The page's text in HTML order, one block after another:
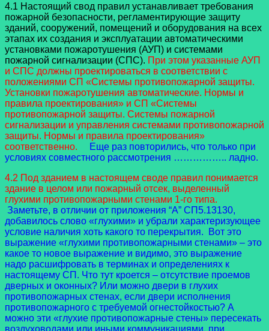
4.1 Настоящий свод правил устанавливает требования
пожарной безопасности, регламентирующие защиту
зданий, сооружений, помещений и оборудования на всех
этапах их создания и эксплуатации автоматическими
установками пожаротушения (АУП) и системами
пожарной сигнализации (СПС). При этом указанные АУП
и СПС должны проектироваться в соответствии с
положениями СП «Системы противопожарной защиты.
Установки пожаротушения автоматические. Нормы и
правила проектирования» и СП «Системы
противопожарной защиты. Системы пожарной
сигнализации и управления системами противопожарной
защиты. Нормы и правила проектирования»
соответственно.
Еще раз повторились, что только при
условиях совместного рассмотрения …………….. ладно.
4.2 Под зданием в настоящем своде правил понимается
здание в целом или пожарный отсек, выделенный
глухими противопожарными стенами 1-го типа.
Заметьте, в отличии от приложения “А” СП5.13130,
добавилось слово «глухими» и убрали характеризующее
условие наличия хоть какого то перекрытия. Вот это
выражение «глухими противопожарными стенами» – это
какое то новое выражение и видимо, это выражение
надо расшифровать в терминах и определениях к
настоящему СП. Что тут кроется – отсутствие проемов
дверных и оконных? Или можно двери в глухих
противопожарных стенах, если двери исполнения
противопожарного с требуемой огнестойкостью? А
можно эти «глухие противопожарные стены» пересекать
воздуховодами или иными коммуникациями, при